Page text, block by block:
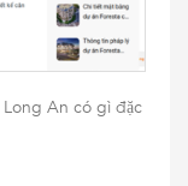
Long An có gì đặc